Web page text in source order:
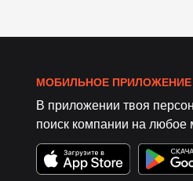
МОБИЛЬНОЕ ПРИЛОЖЕНИЕ
В приложении твоя
поиск компании на любое